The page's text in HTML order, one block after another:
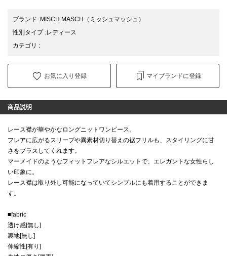
ブランド :MISCH MASCH （ミッシュマッシュ）
性別タイプ:レディース
カテゴリ :
お気に入り登録 マイブランドに登録
商品説明
レース襟が華やかなロングニットワンピース。
フレアに広がるスリーブや異素材切り替えの裾フリルも、スタイリングに甘
さをプラスしてくれます。
マーメイドのようなフィットフレアなシルエットで、エレガントな女性らし
い印象に。
レース襟は取り外し可能になっていてシンプルにも着用することができま
す。
■fabric
透け感[無し]
裏地[無し]
伸縮性[有り]